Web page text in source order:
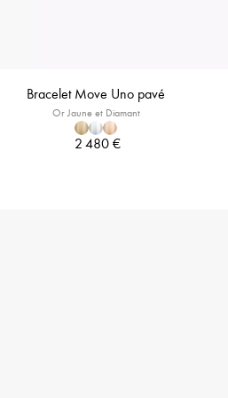
Bracelet Move Uno pavé
Or Jaune et Diamant
2 480 €